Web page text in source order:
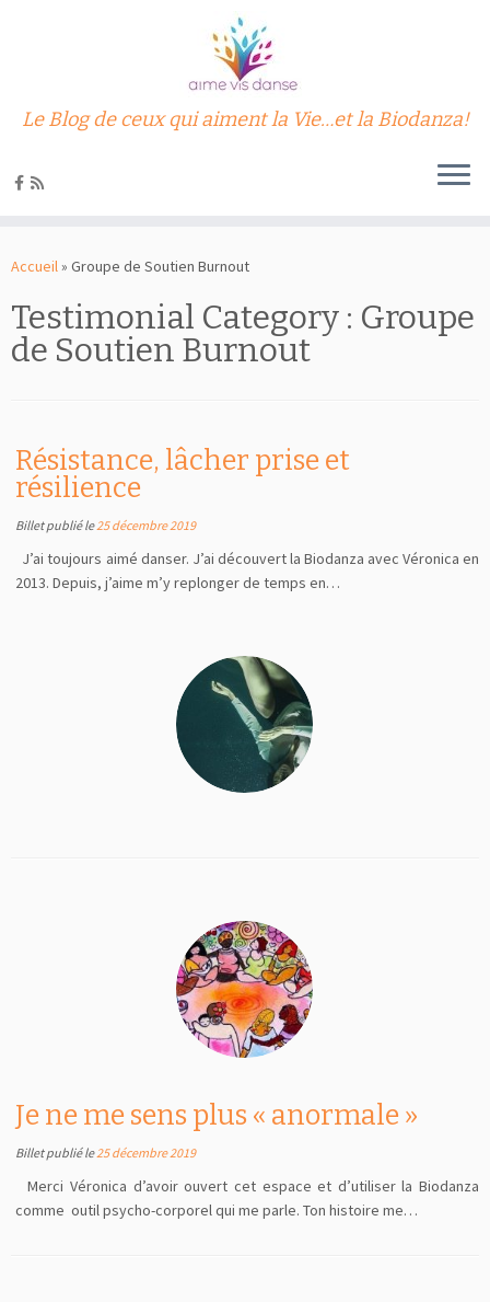
au
Le Blog de ceux qui aiment la Vie…et la Biodanza!
Accueil» Groupe de Soutien Burnout
Testimonial Category : Groupe
de Soutien Burnout
Résistance, lâcher prise et
résilience
Billet publié le25 décembre 2019
J’ai toujours aimé danser. J’ai découvert la Biodanza avec Véronica en
2013. Depuis, j’aime m’y replonger de temps en…
Je ne me sens plus « anormale »
Billet publié le25 décembre 2019
Merci Véronica d’avoir ouvert cet espace et d’utiliser la Biodanza
comme outil psycho-corporel qui me parle. Ton histoire me…